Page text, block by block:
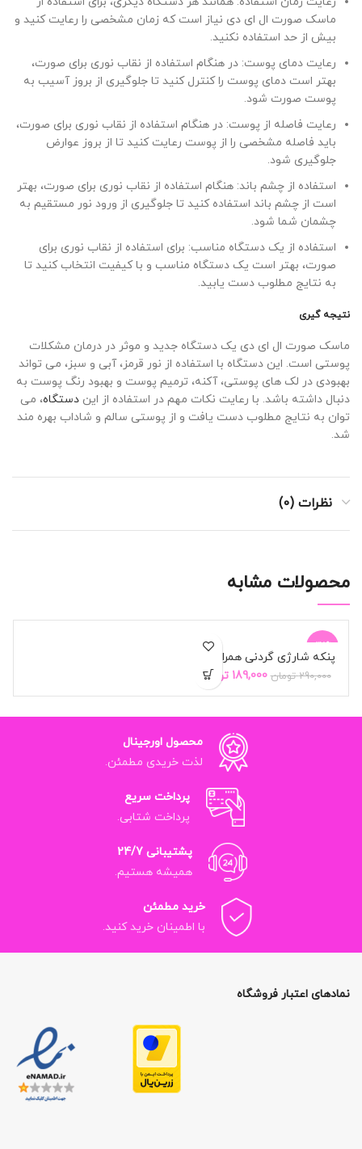
ماسک صورت ال ای دی نیاز است که زمان مشخصی را رعایت کنید و
بیش از حد استفاده نکنید.
رعایت دمای پوست: در هنگام استفاده از نقاب نوری برای صورت،
بهتر است دمای پوست را کنترل کنید تا جلوگیری از بروز آسیب به
پوست صورت شود.
رعایت فاصله از پوست: در هنگام استفاده از نقاب نوری برای صورت،
باید فاصله مشخصی را از پوست رعایت کنید تا از بروز عوارض
جلوگیری شود.
استفاده از چشم باند: هنگام استفاده از نقاب نوری برای صورت، بهتر
است از چشم باند استفاده کنید تا جلوگیری از ورود نور مستقیم به
چشمان شما شود.
استفاده از یک دستگاه مناسب: برای استفاده از نقاب نوری برای
صورت، بهتر است یک دستگاه مناسب و با کیفیت انتخاب کنید تا
به نتایج مطلوب دست یابید.
نتیجه گیری
ماسک صورت ال ای دی یک دستگاه جدید و موثر در درمان مشکلات
پوستی است. این دستگاه با استفاده از نور قرمز، آبی و سبز، می تواند
بهبودی در لک های پوستی، آکنه، ترمیم پوست و بهبود رنگ پوست به
دنبال داشته باشد. با رعایت نکات مهم در استفاده از این دستگاه، می
توان به نتایج مطلوب دست یافت و از پوستی سالم و شاداب بهره مند
شد.
نظرات (0)
محصولات مشابه
-35%
فروخته
Cooling USB290,000 تومانOriginal
290,000 تومان.
189,000 تومان
189,000 تومان.
محصول اورجینال
لذت خریدی مطمئن.
پرداخت سریع
پرداخت شتابی.
پشتیبانی 24/7
همیشه هستیم.
خرید مطمئن
با اطمینان خرید کنید.
نمادهای اعتبار فروشگاه